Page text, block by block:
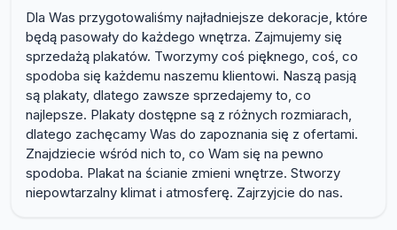
Dla Was przygotowaliśmy najładniejsze dekoracje, które
będą pasowały do każdego wnętrza. Zajmujemy się
sprzedażą plakatów. Tworzymy coś pięknego, coś, co
spodoba się każdemu naszemu klientowi. Naszą pasją
są plakaty, dlatego zawsze sprzedajemy to, co
najlepsze. Plakaty dostępne są z różnych rozmiarach,
dlatego zachęcamy Was do zapoznania się z ofertami.
Znajdziecie wśród nich to, co Wam się na pewno
spodoba. Plakat na ścianie zmieni wnętrze. Stworzy
niepowtarzalny klimat i atmosferę. Zajrzyjcie do nas.